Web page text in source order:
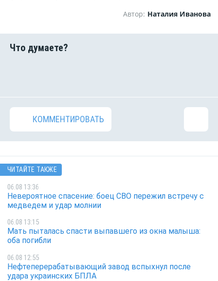
Автор: Наталия Иванова
КОММЕНТИРОВАТЬ
ЧИТАЙТЕ ТАКЖЕ
06.08 13:36
Невероятное спасение: боец СВО пережил встречу с
медведем и удар молнии
06.08 13:15
Мать пыталась спасти выпавшего из окна малыша:
оба погибли
06.08 12:55
Нефтеперерабатывающий завод вспыхнул после
удара украинских БПЛА